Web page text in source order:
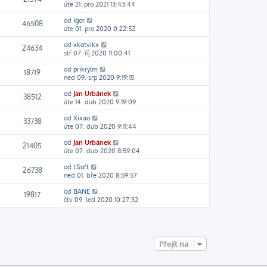
úte 21. pro 2021 13:43:44
46508 od Igor
úte 01. pro 2020 0:22:52
24634 od xkotvikx
stř 07. říj 2020 11:00:41
18719 od prikrylm
ned 09. srp 2020 9:19:15
38512 od Jan Urbánek
úte 14. dub 2020 9:19:09
33738 od Xixao
úte 07. dub 2020 9:11:44
21405 od Jan Urbánek
úte 07. dub 2020 8:59:04
26738 od LSoft
ned 01. bře 2020 8:59:57
19817 od BANE
čtv 09. led 2020 10:27:32
Přejít na